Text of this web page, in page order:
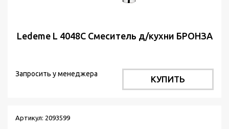
Ledeme L 4048С Cмеситель д/кухни БРОНЗА
Запросить у менеджера
КУПИТЬ
Артикул: 2093599